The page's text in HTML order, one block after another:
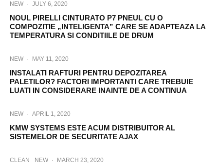
NEW · JULY 6, 2020
NOUL PIRELLI CINTURATO P7 PNEUL CU O
COMPOZITIE „INTELIGENTA” CARE SE ADAPTEAZA LA
TEMPERATURA SI CONDITIILE DE DRUM
NEW · MAY 11, 2020
INSTALATI RAFTURI PENTRU DEPOZITAREA
PALETILOR? FACTORI IMPORTANTI CARE TREBUIE
LUATI IN CONSIDERARE INAINTE DE A CONTINUA
NEW · APRIL 1, 2020
KMW SYSTEMS ESTE ACUM DISTRIBUITOR AL
SISTEMELOR DE SECURITATE AJAX
CLEAN NEW · MARCH 23, 2020